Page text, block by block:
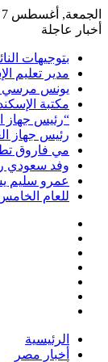
الجمعة, أغسطس 7 2026
أخبار عاجلة
بتوجيهات النائب أحمد حلمي.. توفير
مدير تعليم
يونس مرسي
مكتبة
“رئيس جهاز
رئيس جهاز
مي فاروق
وفد سعودي
عمرو سليم
للعام
جانبي
الرئيسية
أخبار مصر